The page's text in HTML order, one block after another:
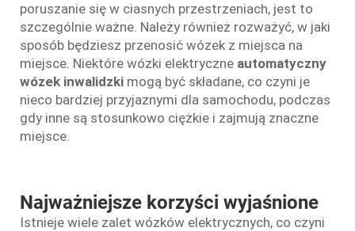
poruszanie się w ciasnych przestrzeniach, jest to
szczególnie ważne. Należy również rozważyć, w jaki
sposób będziesz przenosić wózek z miejsca na
miejsce. Niektóre wózki elektryczne automatyczny
wózek inwalidzki mogą być składane, co czyni je
nieco bardziej przyjaznymi dla samochodu, podczas
gdy inne są stosunkowo ciężkie i zajmują znaczne
miejsce.
Najważniejsze korzyści wyjaśnione
Istnieje wiele zalet wózków elektrycznych, co czyni